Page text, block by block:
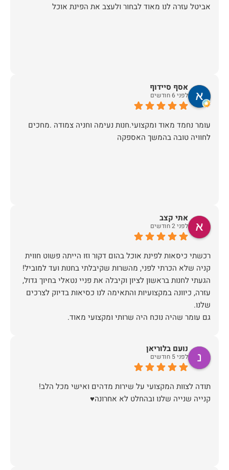
אביטל עזרה לנו מאוד לבחור ולעצב את הפינת אוכל
אסף סיידוף
לפני 6 חודשים
עומר נחמד מאוד ומקצועי.חנות נעימה וחניה צמודה .מחכים
לחוויה טובה בהמשך האספקה
אתי קצב
לפני 2 חודשים
רכשתי כיסאות לפינת אוכל בהום דקור וזו הייתה פשוט חווית
הגעתי לחנות בראשון לציון וקיבלה את פניי נטאלי בחיוך גדול,
עזרה, כיוונה במקצועיות והתאימה לנו כסיאות בדיוק לצרכים
ערב לפני ההגעה של המוביל (יובל) הוא התקשר לוודא כתובת
תודה לכם הום דקור, אתם דוגמא ומופת לאיך חנויות צריכות
נועם בלוריאן
לפני 5 חודשים
קנייה שנייה שלנו ובהחלט לא אחרונה♥️